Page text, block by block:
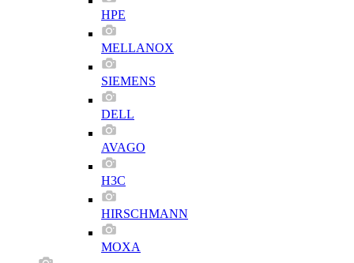
HPE
MELLANOX
SIEMENS
DELL
AVAGO
H3C
HIRSCHMANN
MOXA